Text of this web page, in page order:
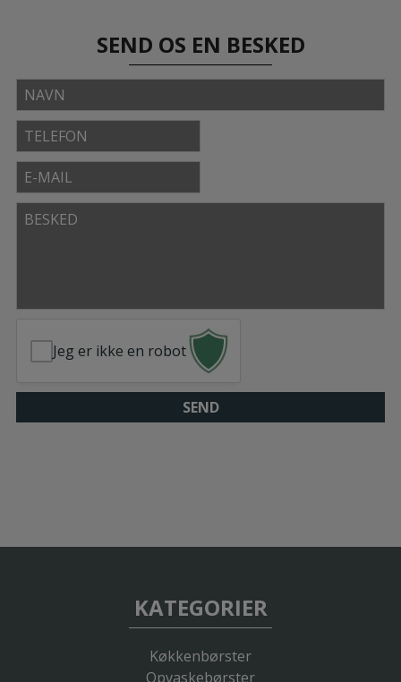
SEND OS EN BESKED
Navn
Telefon
E-
mail
Besked
Jeg er ikke en robot
KATEGORIER
Køkkenbørster
Opvaskebørster